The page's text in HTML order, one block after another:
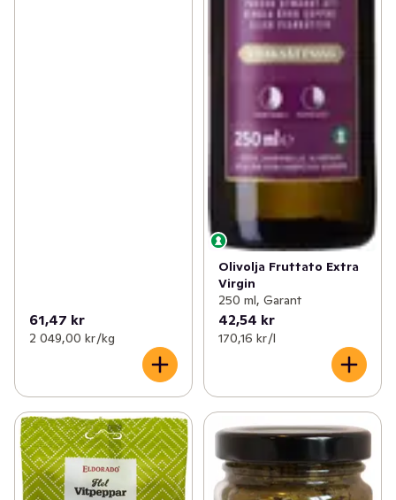
61,47 kr
2 049,00 kr /kg
Olivolja Fruttato Extra
Virgin
250 ml, Garant
42,54 kr
170,16 kr /l